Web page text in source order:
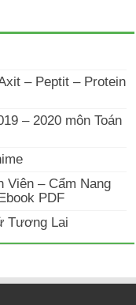
– Peptit – Protein
– 2020 môn Toán
Viên – Cẩm Nang
PDF
Tương Lai